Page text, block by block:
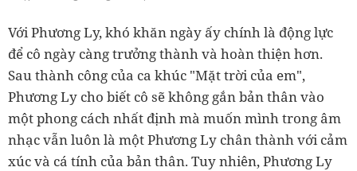
Với Phương Ly, khó khăn ngày ấy chính là động lực
để cô ngày càng trưởng thành và hoàn thiện hơn.
Sau thành công của ca khúc "Mặt trời của em",
Phương Ly cho biết cô sẽ không gắn bản thân vào
một phong cách nhất định mà muốn mình trong âm
nhạc vẫn luôn là một Phương Ly chân thành với cảm
xúc và cá tính của bản thân. Tuy nhiên, Phương Ly